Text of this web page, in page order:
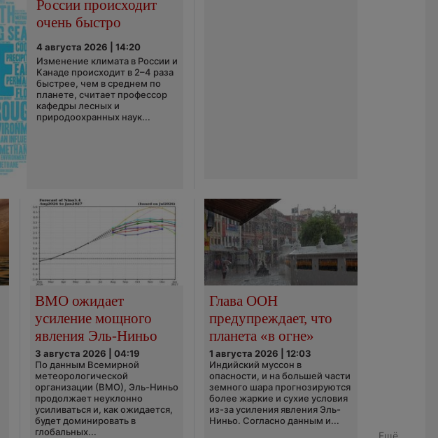
России происходит
очень быстро
4 августа 2026 | 14:20
Изменение климата в России и
Канаде происходит в 2–4 раза
быстрее, чем в среднем по
планете, считает профессор
кафедры лесных и
природоохранных наук...
ВМО ожидает
усиление мощного
явления Эль-Ниньо
3 августа 2026 | 04:19
По данным Всемирной
метеорологической
организации (ВМО), Эль-Ниньо
продолжает неуклонно
усиливаться и, как ожидается,
будет доминировать в
глобальных...
Глава ООН
предупреждает, что
планета «в огне»
1 августа 2026 | 12:03
Индийский муссон в
опасности, и на большей части
земного шара прогнозируются
более жаркие и сухие условия
из-за усиления явления Эль-
Ниньо. Согласно данным и...
Ещё